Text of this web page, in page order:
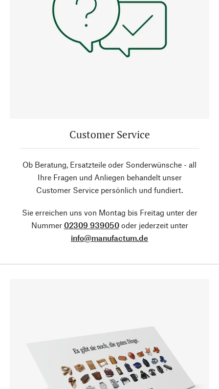
Customer Service
Ob Beratung, Ersatzteile oder Sonderwünsche - all
Ihre Fragen und Anliegen behandelt unser
Customer Service persönlich und fundiert.
Sie erreichen uns von Montag bis Freitag unter der
Nummer 02309 939050oder jederzeit unter
info@manufactum.de